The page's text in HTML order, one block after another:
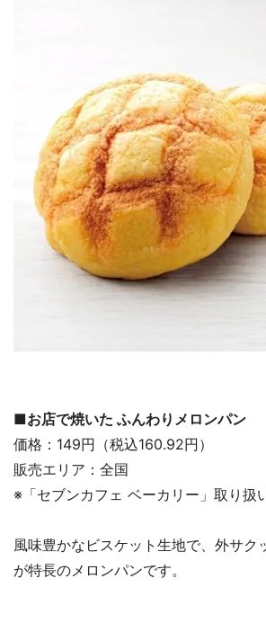
■お店で焼いた ふんわりメロンパン
価格：149円（税込160.92円）
販売エリア：全国
※「セブンカフェ ベーカリー」取り扱
風味豊かなビスケット生地で、外サク
が特長のメロンパンです。